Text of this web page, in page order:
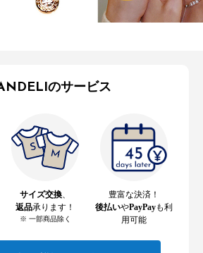
のサービス
サイズ交換、
返品承ります！
※ 一部商品除く
豊富な決済！
後払いやPayPayも利
用可能